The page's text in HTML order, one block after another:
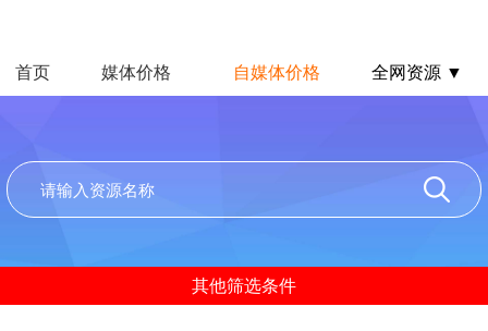
首页 媒体价格 自媒体价格 全网资源 ▼
其他筛选条件